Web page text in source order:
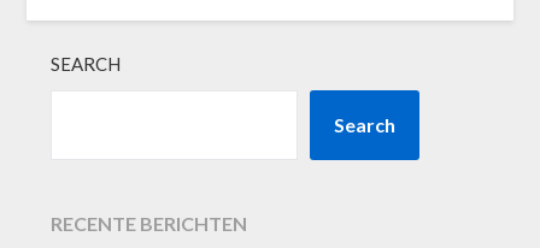
SEARCH
Search
RECENTE BERICHTEN